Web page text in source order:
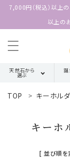
7,000円（税込）以上
以上の
天然石から
選ぶ
誕
ACCOUNT MENU
TOP キーホル
キーホ
[ 並び順を